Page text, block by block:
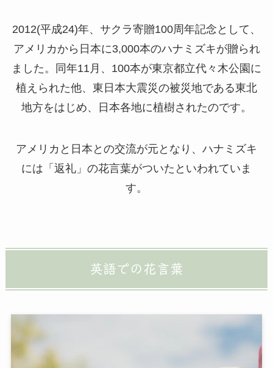
2012(平成24)年、サクラ寄贈100周年記念として、
アメリカから日本に3,000本のハナミズキが贈られ
ました。同年11月、100本が東京都立代々木公園に
植えられた他、東日本大震災の被災地である東北
地方をはじめ、日本各地に植樹されたのです。
アメリカと日本との交流が元となり、ハナミズキ
には「返礼」の花言葉がついたといわれていま
す。
英語での花言葉